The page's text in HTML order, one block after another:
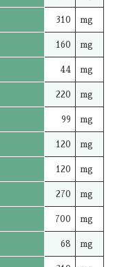
310 mg
160 mg
44 mg
220 mg
99 mg
120 mg
120 mg
270 mg
700 mg
68 mg